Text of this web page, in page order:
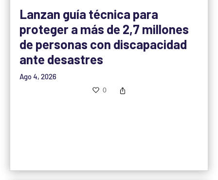
Lanzan guía técnica para
proteger a más de 2,7 millones
de personas con discapacidad
ante desastres
Ago 4, 2026
0